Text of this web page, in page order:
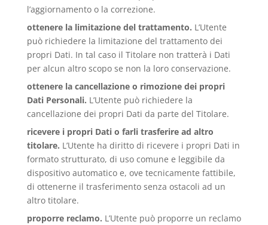
l’aggiornamento o la correzione.
ottenere la limitazione del trattamento. L’Utente
può richiedere la limitazione del trattamento dei
propri Dati. In tal caso il Titolare non tratterà i Dati
per alcun altro scopo se non la loro conservazione.
ottenere la cancellazione o rimozione dei propri
Dati Personali. L’Utente può richiedere la
cancellazione dei propri Dati da parte del Titolare.
ricevere i propri Dati o farli trasferire ad altro
titolare. L’Utente ha diritto di ricevere i propri Dati in
formato strutturato, di uso comune e leggibile da
dispositivo automatico e, ove tecnicamente fattibile,
di ottenerne il trasferimento senza ostacoli ad un
altro titolare.
proporre reclamo. L’Utente può proporre un reclamo